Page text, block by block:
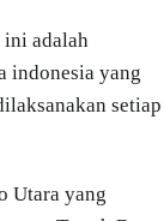
ini adalah
indonesia yang
setiap
Utara yang